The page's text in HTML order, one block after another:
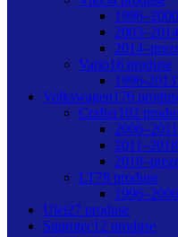
Vario16 produse
1996-2013
Volkswagen176
Crafter102
2006–2011
2011–2018
LT78 produse
1996–2006
Ulei27 produse
Suprotec12 produse